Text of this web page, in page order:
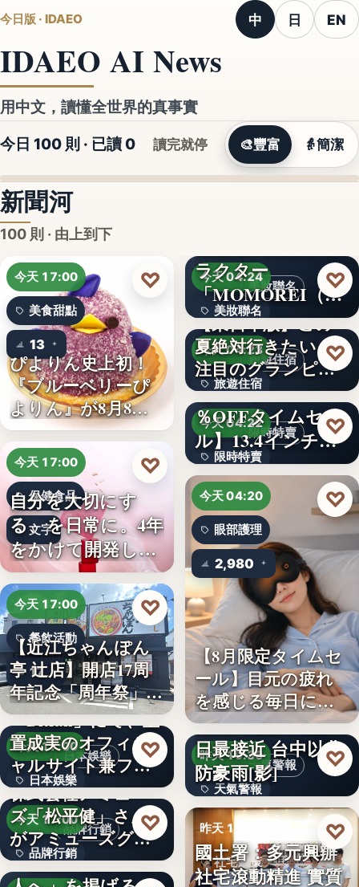
今日版 · IDAEO 中 日 EN
IDAEO AI News
用中文，讀懂全世界的真事實
今日 100 則 · 已讀 0 讀完就停 🎨豐富 👵簡潔
新聞河
100 則 · 由上到下
今天 17:00
美食甜點
13
ぴよりん史上初！
『ブルーベリーぴ
よりん』が8月8日
「ブル…
♡
今天 17:00
保健食品
文字
自分を大切にす
る、を日常に。4年
をかけて開発した
女性のた…
♡
今天 17:00
餐飲活動
17
【近江ちゃんぽん
亭 辻店】開店17周
年記念「周年祭」開
催…
♡
日本娛樂
今天 17:00
日本娛樂
730円
「Bitfan」にて、玉
置成実のオフィシ
ャルサイト兼フ
ァ…
♡
品牌行銷
今天 17:00
品牌行銷
株式会社アミュー
ズ「松平健」さん
がアミューズグル
ープ ス…
♡
「社長に買われる
美妝聯名
今天 04:24
美妝聯名
文字
ラクター
「MOMOREI（モ
モレイ）」が…
♡
旅遊住宿
今天 04:23
旅遊住宿
10
【東日本版】この
夏絶対行きたい！
注目のグランピン
グ施設…
♡
限時特賣
今天 04:22
限時特賣
文字
【アマゾン30
％OFFタイムセー
ル】13.4インチ大
画面…
♡
今天 04:20
眼部護理
2,980
【8月限定タイムセ
ール】目元の疲れ
を感じる毎日に。3
段階…
♡
天氣警報
昨天 19:36
天氣警報
文字
颱風白海豚8日及9
日最接近 台中以北
防豪雨[影]
♡
昨天 19:26
社宅政策
國土署：多元興辦
社宅滾動精進 實質
♡